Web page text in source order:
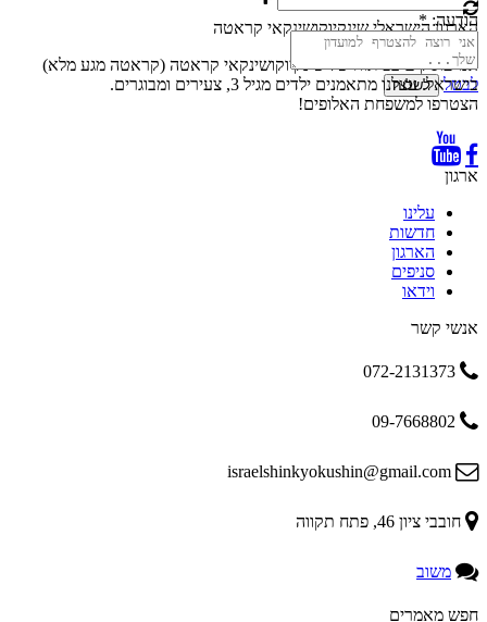
הודעה:*
לבטל לשלוח
הארגון הישראלי שינקיוקושינקאי קראטה
אנו עוסקים בפיתוח של שינקיוקושינקאי קראטה (קראטה מגע מלא)
בישראל. עצלנו מתאמנים ילדים מגיל 3, צעירים ומבוגרים.
הצטרפו למשפחת האלופים!
ארגון
עלינו
חדשות
הארגון
סניפים
וידאו
אנשי קשר
חובבי ציון 46, פתח תקווה
משוב
חפש מאמרים